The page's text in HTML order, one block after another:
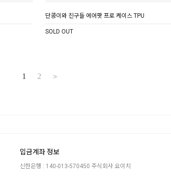
단콩이와 친구들 에어팟 프로 케이스 TPU
SOLD OUT
1 2 >>
입금계좌 정보
신한은행 : 140-013-570450 주식회사 요이치